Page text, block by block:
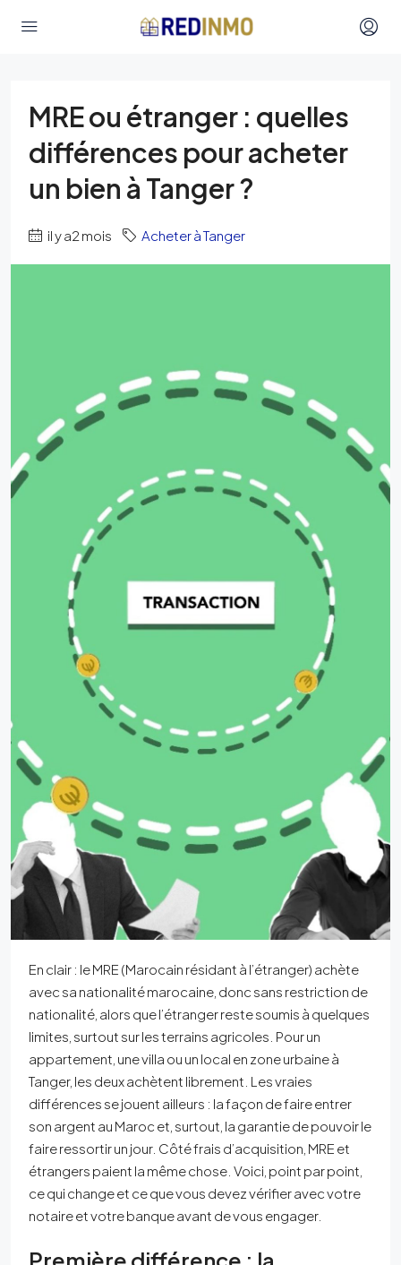
MRE ou étranger : quelles
différences pour acheter
un bien à Tanger ?
il y a2 mois Acheter à Tanger
En clair : le MRE (Marocain résidant à l’étranger) achète
avec sa nationalité marocaine, donc sans restriction de
nationalité, alors que l’étranger reste soumis à quelques
limites, surtout sur les terrains agricoles. Pour un
appartement, une villa ou un local en zone urbaine à
Tanger, les deux achètent librement. Les vraies
différences se jouent ailleurs : la façon de faire entrer
son argent au Maroc et, surtout, la garantie de pouvoir le
faire ressortir un jour. Côté frais d’acquisition, MRE et
étrangers paient la même chose. Voici, point par point,
ce qui change et ce que vous devez vérifier avec votre
notaire et votre banque avant de vous engager.
Première différence : la